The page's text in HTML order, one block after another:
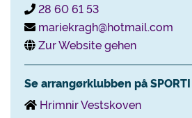
28 60 61 53
mariekragh@hotmail.com
Zur Website gehen
Se arrangørklubben på SPORTI
Hrimnir Vestskoven